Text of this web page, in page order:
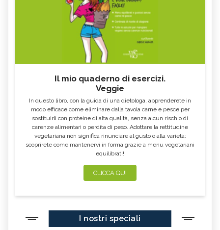
Il mio quaderno di esercizi.
Veggie
In questo libro, con la guida di una dietologa, apprenderete in
modo efficace come eliminare dalla tavola carne e pesce per
sostituirli con proteine di alta qualità, senza alcun rischio di
carenze alimentari o perdita di peso. Adottare la rettitudine
vegetariana non significa rinunciare al gusto o alla varietà:
scoprirete come mantenervi in forma grazie a menu vegetariani
equilibrati!
CLICCA QUI
I nostri speciali